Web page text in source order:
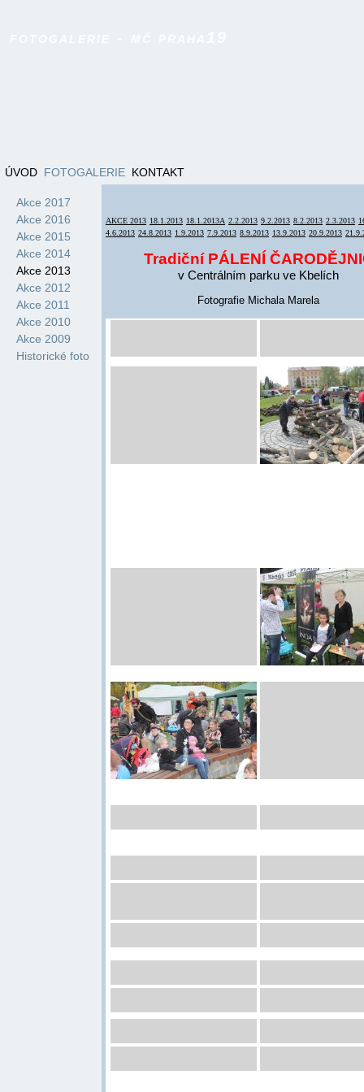
ÚVOD FOTOGALERIE KONTAKT
Akce 2017
Akce 2016
Akce 2015
Akce 2014
Akce 2013
Akce 2012
Akce 2011
Akce 2010
Akce 2009
Historické foto
AKCE 2013 18.1.2013 18.1.2013A 2.2.2013 9.2.2013 8.2.2013 2.3.2013
4.6.2013 24.8.2013 1.9.2013 7.9.2013 8.9.2013 13.9.2013 20.9.2013
Tradiční PÁLENÍ
v Centrálním parku ve Kbelích
Fotografie Michala Marela